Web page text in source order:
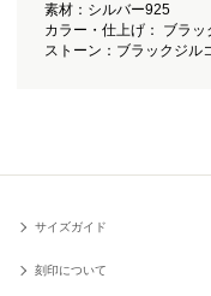
素材：シルバー925
カラー・仕上げ： ブラ
ストーン：ブラックジル
サイズガイド
刻印について